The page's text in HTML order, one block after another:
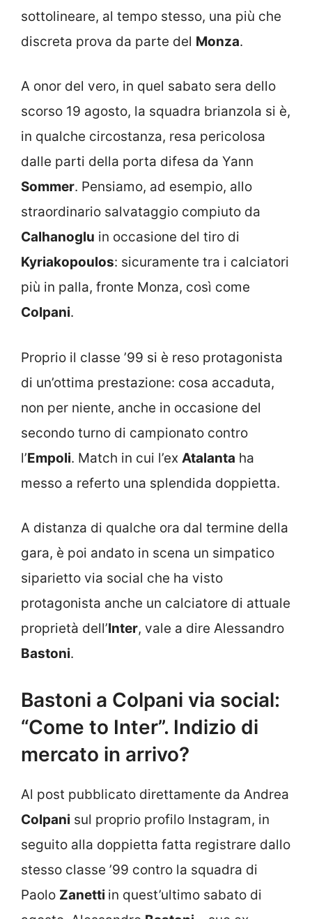
sottolineare, al tempo stesso, una più che
discreta prova da parte del Monza.
A onor del vero, in quel sabato sera dello
scorso 19 agosto, la squadra brianzola si è,
in qualche circostanza, resa pericolosa
dalle parti della porta difesa da Yann
Sommer. Pensiamo, ad esempio, allo
straordinario salvataggio compiuto da
Calhanoglu in occasione del tiro di
Kyriakopoulos: sicuramente tra i calciatori
più in palla, fronte Monza, così come
Colpani.
Proprio il classe ’99 si è reso protagonista
di un’ottima prestazione: cosa accaduta,
non per niente, anche in occasione del
secondo turno di campionato contro
l’Empoli. Match in cui l’ex Atalanta ha
messo a referto una splendida doppietta.
A distanza di qualche ora dal termine della
gara, è poi andato in scena un simpatico
siparietto via social che ha visto
protagonista anche un calciatore di attuale
proprietà dell’Inter, vale a dire Alessandro
Bastoni.
Bastoni a Colpani via social:
“Come to Inter”. Indizio di
mercato in arrivo?
Al post pubblicato direttamente da Andrea
Colpani sul proprio profilo Instagram, in
seguito alla doppietta fatta registrare dallo
stesso classe ’99 contro la squadra di
Paolo Zanetti in quest’ultimo sabato di